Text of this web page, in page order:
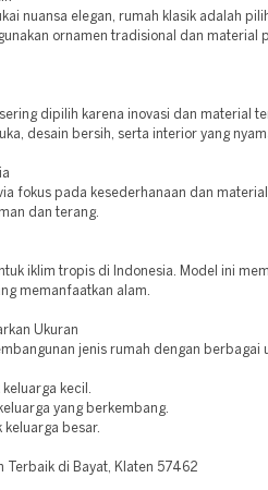
nuansa elegan, rumah klasik adalah
ornamen tradisional dan material
dipilih karena inovasi dan material
desain bersih, serta interior yang
fokus pada kesederhanaan dan
dan terang.
iklim tropis di Indonesia. Model ini
memanfaatkan alam.
Ukuran
jenis rumah dengan berbagai
kecil.
yang berkembang.
besar.
Terbaik di Bayat, Klaten 57462